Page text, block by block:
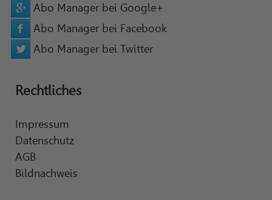
Abo Manager bei Google+
Abo Manager bei Facebook
Abo Manager bei Twitter
Rechtliches
Impressum
Datenschutz
AGB
Bildnachweis